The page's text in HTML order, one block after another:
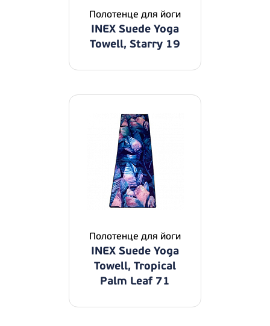
Полотенце для йоги
INEX Suede Yoga
Towell, Starry 19
Полотенце для йоги
INEX Suede Yoga
Towell, Tropical
Palm Leaf 71